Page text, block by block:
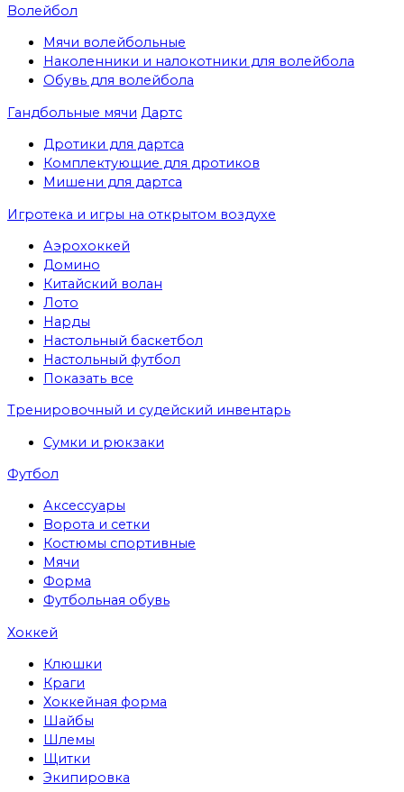
Волейбол
Мячи волейбольные
Наколенники и налокотники для волейбола
Обувь для волейбола
Гандбольные мячи Дартс
Дротики для дартса
Комплектующие для дротиков
Мишени для дартса
Игротека и игры на открытом воздухе
Аэрохоккей
Домино
Китайский волан
Лото
Нарды
Настольный баскетбол
Настольный футбол
Показать все
Тренировочный и судейский инвентарь
Сумки и рюкзаки
Футбол
Аксессуары
Ворота и сетки
Костюмы спортивные
Мячи
Форма
Футбольная обувь
Хоккей
Клюшки
Краги
Хоккейная форма
Шайбы
Шлемы
Щитки
Экипировка